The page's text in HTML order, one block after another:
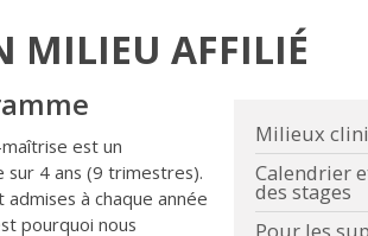
MILIEU AFFILIÉ
Milieux
Calendrier
des stages
Pour les
est un
sur 4 ans (9 trimestres).
à chaque année
pourquoi nous